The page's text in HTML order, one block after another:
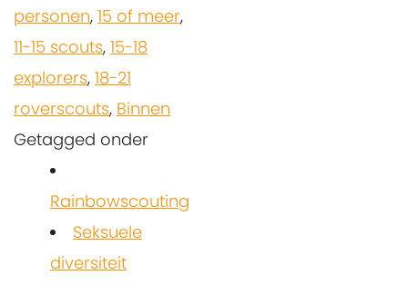
personen, 15 of meer,
11-15 scouts, 15-18
explorers, 18-21
roverscouts, Binnen
Getagged onder
Rainbowscouting
Seksuele
diversiteit